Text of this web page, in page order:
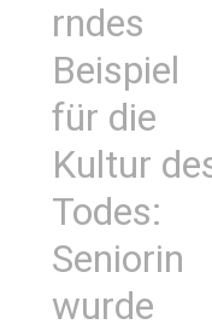
rndes
Beispiel
für die
Kultur
Todes:
Seniorin
wurde